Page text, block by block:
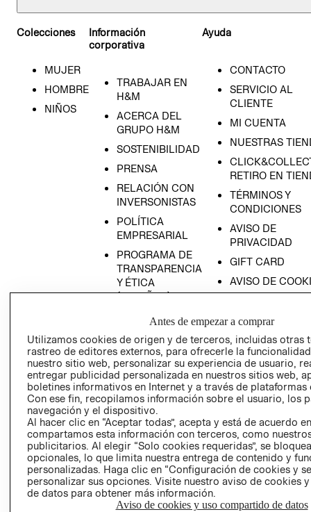
Colecciones
MUJER
HOMBRE
NIÑOS
Información
corporativa
TRABAJAR EN
H&M
ACERCA DEL
GRUPO H&M
SOSTENIBILIDAD
PRENSA
RELACIÓN CON
INVERSONISTAS
POLÍTICA
EMPRESARIAL
PROGRAMA DE
TRANSPARENCIA
Y ÉTICA
(ESPAÑOL)
PROGRAMA DE
Y ÉTICA (INGLÉS)
Ayuda
CONTACTO
SERVICIO AL
CLIENTE
MI CUENTA
NUESTRAS
RETIRO EN
TÉRMINOS Y
CONDICIONES
AVISO DE
PRIVACIDAD
GIFT CARD
AVISO DE
COMERCIO - SIC
PETICIONES
QUEJAS Y
RECLAMOS
Colombia ($)
CAMBIAR REGIÓN
Antes de empezar a comprar
Utilizamos cookies de origen y de terceros, incluidas otras
rastreo de editores externos, para ofrecerle la
nuestro sitio web, personalizar su experiencia de usuario,
entregar publicidad personalizada en nuestros sitios web,
boletines informativos en Internet y a través de plataformas
Con ese fin, recopilamos información sobre el usuario, los
navegación y el dispositivo.
Al hacer clic en “Aceptar todas”, acepta y está de acuerdo
compartamos esta información con terceros, como
publicitarios. Al elegir “Solo cookies requeridas”, se
opcionales, lo que limita nuestra entrega de contenido y
personalizadas. Haga clic en “Configuración de cookies y
personalizar sus opciones. Visite nuestro aviso de cookies
de datos para obtener más información.
Aviso de cookies y uso compartido de datos